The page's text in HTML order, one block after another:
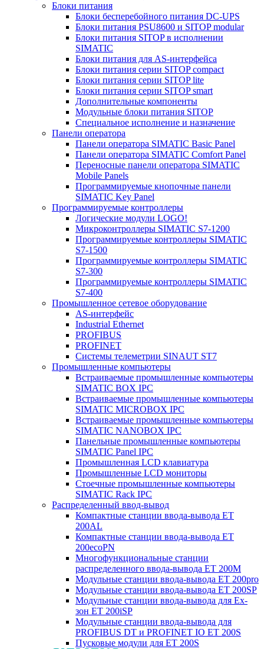
Блоки питания
Блоки бесперебойного питания DC-UPS
Блоки питания PSU8600 и SITOP modular
Блоки питания SITOP в исполнении
SIMATIC
Блоки питания для AS-интерфейса
Блоки питания серии SITOP compact
Блоки питания серии SITOP lite
Блоки питания серии SITOP smart
Дополнительные компоненты
Модульные блоки питания SITOP
Специальное исполнение и назначение
Панели оператора
Панели оператора SIMATIC Basic Panel
Панели оператора SIMATIC Comfort Panel
Переносные панели оператора SIMATIC
Mobile Panels
Программируемые кнопочные панели
SIMATIC Key Panel
Программируемые контроллеры
Логические модули LOGO!
Микроконтроллеры SIMATIC S7-1200
Программируемые контроллеры SIMATIC
S7-1500
Программируемые контроллеры SIMATIC
S7-300
Программируемые контроллеры SIMATIC
S7-400
Промышленное сетевое оборудование
AS-интерфейс
Industrial Ethernet
PROFIBUS
PROFINET
Системы телеметрии SINAUT ST7
Промышленные компьютеры
Встраиваемые промышленные компьютеры
SIMATIC BOX IPC
Встраиваемые промышленные компьютеры
SIMATIC MICROBOX IPC
Встраиваемые промышленные компьютеры
SIMATIC NANOBOX IPC
Панельные промышленные компьютеры
SIMATIC Panel IPC
Промышленная LCD клавиатура
Промышленные LCD мониторы
Стоечные промышленные компьютеры
SIMATIC Rack IPC
Распределенный ввод-вывод
Компактные станции ввода-вывода ET
200AL
Компактные станции ввода-вывода ET
200ecoPN
Многофункциональные станции
распределенного ввода-вывода ET 200M
Модульные станции ввода-вывода ET 200pro
Модульные станции ввода-вывода ET 200SP
Модульные станции ввода-вывода для Ex-
зон ET 200iSP
Модульные станции ввода-вывода для
PROFIBUS DT и PROFINET IO ET 200S
Пусковые модули для ET 200S